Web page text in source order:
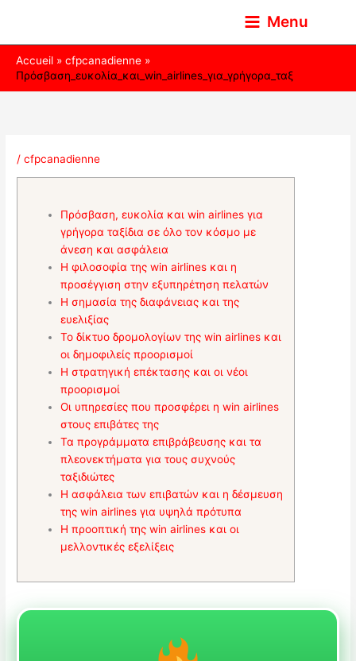
contenu
Menu
Accueil
cfpcanadienne
Πρόσβαση_ευκολία_και_win_airlines_για_γρήγορα_ταξ
/cfpcanadienne
Πρόσβαση, ευκολία και win airlines για
γρήγορα ταξίδια σε όλο τον κόσμο με
άνεση και ασφάλεια
Η φιλοσοφία της win airlines και η
προσέγγιση στην εξυπηρέτηση πελατών
Η σημασία της διαφάνειας και της
ευελιξίας
Το δίκτυο δρομολογίων της win airlines και
οι δημοφιλείς προορισμοί
Η στρατηγική επέκτασης και οι νέοι
προορισμοί
Οι υπηρεσίες που προσφέρει η win airlines
στους επιβάτες της
Τα προγράμματα επιβράβευσης και τα
πλεονεκτήματα για τους συχνούς
ταξιδιώτες
Η ασφάλεια των επιβατών και η δέσμευση
της win airlines για υψηλά πρότυπα
Η προοπτική της win airlines και οι
μελλοντικές εξελίξεις